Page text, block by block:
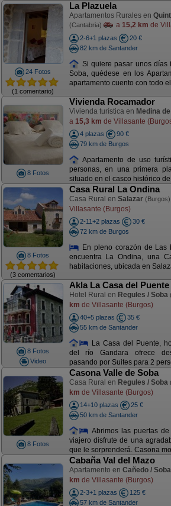
24 Fotos
(1 comentario)
La Plazuela
Apartamentos Rurales en
(Cantabria) a 15,2 km de
2-6+1 plazas
20 €
82 km de Santander
Si quiere pasar unos
Soba, quédese en los
apartamento cuento con todo
8 Fotos
Vivienda Rocamador
Vivienda turística en Medina
a 15,3 km de Villasante
4 plazas
90 €
79 km de Burgos
Apartamento de uso
personas, en una primera
situado en el casco histórico de
8 Fotos
(3 comentarios)
Casa Rural La Ondina
Casa Rural en Salazar (Burgos)
Villasante (Burgos)
2-11+2 plazas
30 €
72 km de Burgos
En pleno corazón de Las
encuentra La Ondina, una
habitaciones, ubicada en
8 Fotos
Video
Akla La Casa del Puente
Hotel Rural en Regules / Soba
km de Villasante (Burgos)
40+5 plazas
35 €
55 km de Santander
La Casa del Puente,
del río Gandara ofrece
pasando por Suites para 2
8 Fotos
Casona Valle de Soba
Casa Rural en Regules / Soba
km de Villasante (Burgos)
14+10 plazas
25 €
50 km de Santander
Abrimos las puertas
viajero disfrute de una
que le sorprenderá. Casona
Cabaña Val del Mazo
Apartamento en Cañedo / Soba
km de Villasante (Burgos)
2-3+1 plazas
125 €
57 km de Santander